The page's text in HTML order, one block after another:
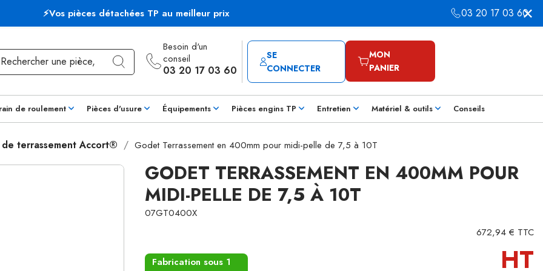
⚡Vos pièces détachées TP au meilleur prix 03 20 17 03 60
Besoin d'un
conseil
03 20 17 03 60
SE
CONNECTER
MON
PANIER
de roulement Pièces d'usure Équipements Pièces engins TP Entretien Matériel & outils Conseils
terrassement Accort® Godet Terrassement en 400mm pour midi-pelle de 7,5 à 10T
GODET TERRASSEMENT EN 400MM POUR
MIDI-PELLE DE 7,5 À 10T
07GT0400X
672,94 € TTC
Fabrication sous 1
HT